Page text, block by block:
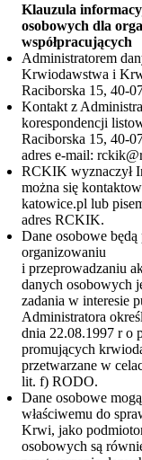
Klauzula
osobowych dla
współpracujących
Administratorem
Krwiodawstwa i
Raciborska 15, 40-
Kontakt z
korespondencji
Raciborska 15, 40-
adres e-mail:
RCKIK wyznaczył
można się
katowice.pl lub
adres RCKIK.
Dane osobowe
organizowaniu
i przeprowadzaniu
danych osobowych
zadania w interesie
Administratora
dnia 22.08.1997 r o
promujących
przetwarzane w
lit. f) RODO.
Dane osobowe
właściwemu do
Krwi, jako
osobowych są